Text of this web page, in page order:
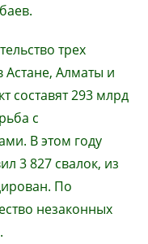
трех
Астане, Алматы и
составят 293 млрд
с
В этом году
3 827 свалок, из
По
незаконных